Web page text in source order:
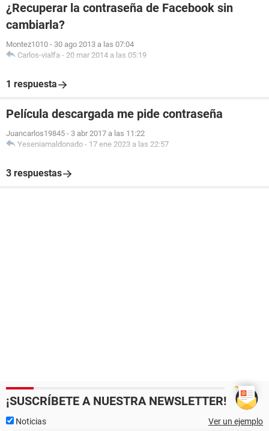
¿Recuperar la contraseña de Facebook sin
cambiarla?
Montez1010 - 30 ago 2013 a las 07:04
Carlos-vialfa - 20 mar 2014 a las 05:19
1 respuesta
Película descargada me pide contraseña
Juancarlos19845 - 3 abr 2017 a las 11:22
Yeseniamaldonado - 17 ene 2023 a las 22:57
3 respuestas
¡SUSCRÍBETE A NUESTRA NEWSLETTER!
Noticias Ver un ejemplo